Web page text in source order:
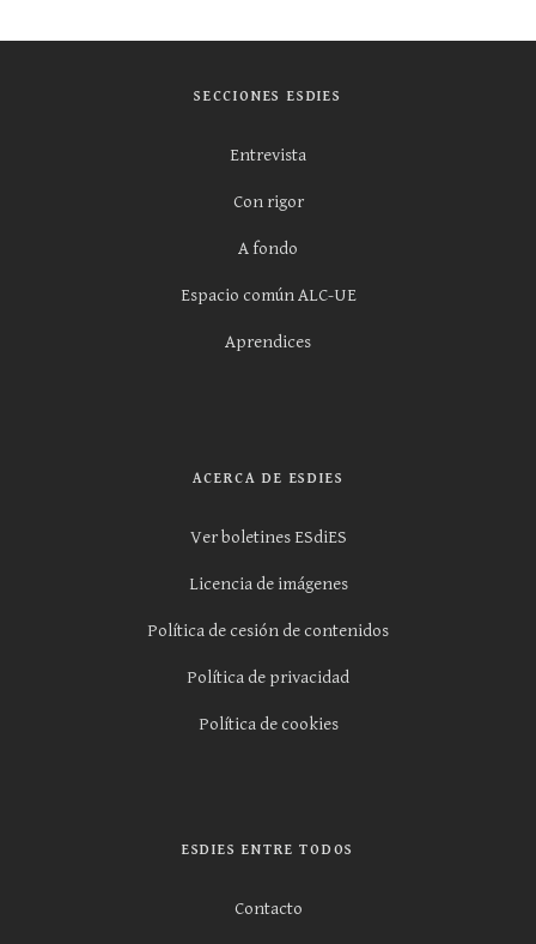
SECCIONES ESDIES
Entrevista
Con rigor
A fondo
Espacio común ALC-UE
Aprendices
ACERCA DE ESDIES
Ver boletines ESdiES
Licencia de imágenes
Política de cesión de contenidos
Política de privacidad
Política de cookies
ESDIES ENTRE TODOS
Contacto